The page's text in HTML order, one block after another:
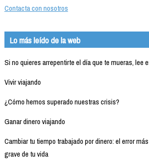
Contacta con nosotros
Lo más leído de la web
Si no quieres arrepentirte el día que te mueras, lee
Vivir viajando
¿Cómo hemos superado nuestras crisis?
Ganar dinero viajando
Cambiar tu tiempo trabajado por dinero: el error más
grave de tu vida